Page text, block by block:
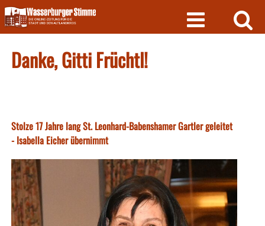
Skip
to
content
Danke, Gitti Früchtl!
Stolze 17 Jahre lang St. Leonhard-Babenshamer Gartler geleitet
- Isabella Eicher übernimmt